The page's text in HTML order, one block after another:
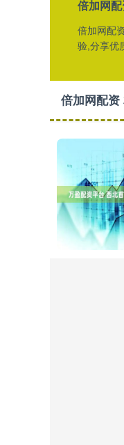
倍加网
倍加网配
验,分享优
倍加网配资